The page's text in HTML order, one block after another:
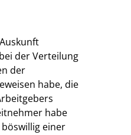
der Verteilung
der
habe, die
habe
einer